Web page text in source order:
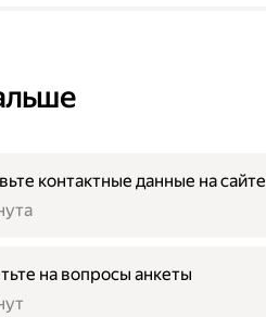
контактные данные на сайте
на вопросы анкеты